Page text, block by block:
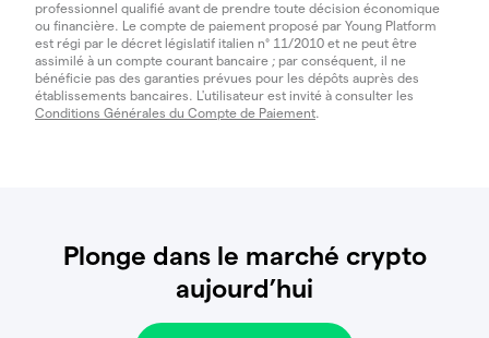
professionnel qualifié avant de prendre toute décision économique
ou financière. Le compte de paiement proposé par Young Platform
est régi par le décret législatif italien n° 11/2010 et ne peut être
assimilé à un compte courant bancaire ; par conséquent, il ne
bénéficie pas des garanties prévues pour les dépôts auprès des
établissements bancaires. L'utilisateur est invité à consulter les
Conditions Générales du Compte de Paiement.
Plonge dans le marché crypto
aujourd’hui